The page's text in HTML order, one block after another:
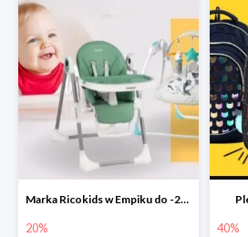
Marka Ricokids w Empiku do -20%
20% 40%